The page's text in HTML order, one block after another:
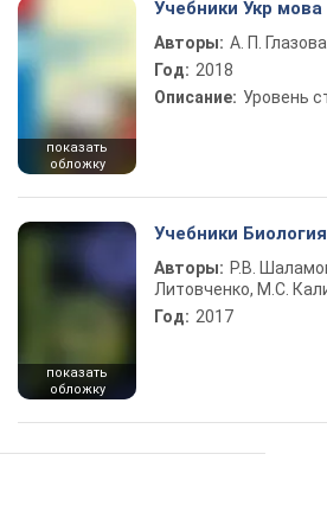
показать
обложку
Учебники Укр мова
Авторы: А. П. Глазова
Год: 2018
Описание: Уровень
показать
обложку
Учебники
Авторы: Р.В.
Литовченко, М.С.
Год: 2017